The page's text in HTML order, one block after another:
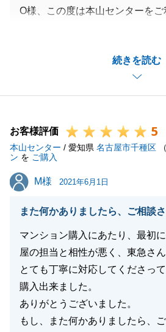
続きを読む
O様、この度は本山センターを
O様の不動産ご購入のお手伝いが
自身嬉しく思います。
お声掛けくださいませ。
この度は本当にありがとうござ
今後ともよろしくお願い申し上げ
閉じる
お客様評価 5
本山センター / 愛知県 名古屋市千種区 （
ン を ご購入
M様
M様 2021年6月1日
また何かありましたら、ご相談
マンション購入にあたり、最初
屋の担当と相性が悪く、東急さ
とても丁寧に対応してくださっ
購入出来ました。
ありがとうございました。
もし、また何かありましたら、